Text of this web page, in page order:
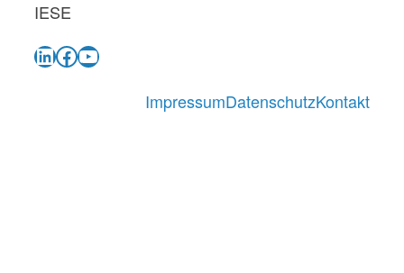
IESE
LinkedIn Facebook YouTube
ImpressumDatenschutzKontakt